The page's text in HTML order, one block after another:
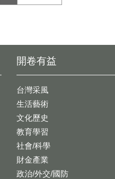
開卷有益
台灣采風
生活藝術
文化歷史
教育學習
社會/科學
財金產業
政治/外交/國防